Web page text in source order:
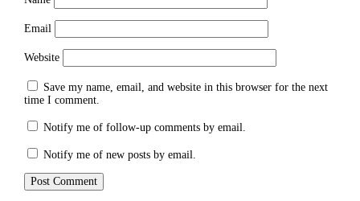
Email
Website
Save my name, email, and website in this browser for the next
time I comment.
Notify me of follow-up comments by email.
Notify me of new posts by email.